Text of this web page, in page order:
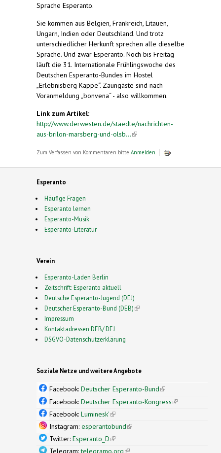
Sprache Esperanto.
Sie kommen aus Belgien, Frankreich, Litauen,
Ungarn, Indien oder Deutschland. Und trotz
unterschiedlicher Herkunft sprechen alle dieselbe
Sprache. Und zwar Esperanto. Noch bis Freitag
läuft die 31. Internationale Frühlingswoche des
Deutschen Esperanto-Bundes im Hostel
„Erlebnisberg Kappe“. Zaungäste sind nach
Voranmeldung „bonvena“ - also willkommen.
Link zum Artikel:
http://www.derwesten.de/staedte/nachrichten-
aus-brilon-marsberg-und-olsb...(link is external)
Zum Verfassen von Kommentaren bitte Anmelden
Esperanto
Häufige Fragen
Esperanto lernen
Esperanto-Musik
Esperanto-Literatur
Verein
Esperanto-Laden Berlin
Zeitschrift: Esperanto aktuell
Deutsche Esperanto-Jugend (DEJ)
Deutscher Esperanto-Bund (DEB)(link is external)
Impressum
Kontaktadressen DEB/ DEJ
DSGVO-Datenschutzerklärung
Soziale Netze und weitere Angebote
Facebook: Deutscher Esperanto-Bund(link is
external)
Facebook: Deutscher Esperanto-Kongress(link is
Facebook: Luminesk'(link is external)
Instagram: esperantobund(link is external)
Twitter: Esperanto_D(link is external)
Telegram:telegramo.org(link is external)